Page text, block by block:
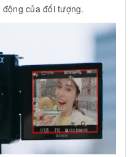
của đối tượng.